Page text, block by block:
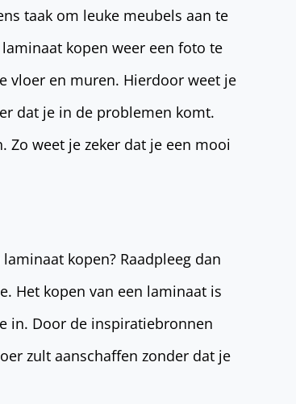
taak om leuke meubels aan te
kopen weer een foto te
vloer en muren. Hierdoor weet je
dat je in de problemen komt.
Zo weet je zeker dat je een mooi
kopen? Raadpleeg dan
Het kopen van een laminaat is
in. Door de inspiratiebronnen
zult aanschaffen zonder dat je